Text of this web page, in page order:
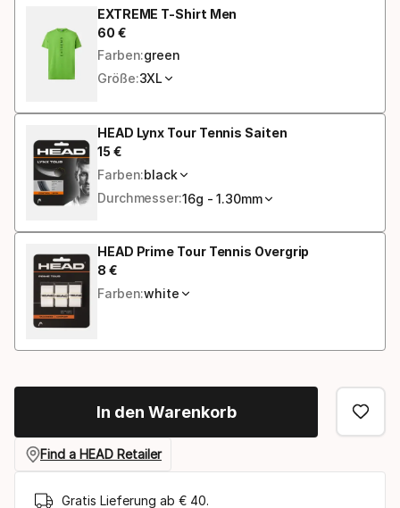
griffgrößeEXTREME T-Shirt Men
60 €
Endpreis
Farben:green
Größe:3XL
HEAD Lynx Tour Tennis Saiten
15 €
Endpreis
Farben:black
Durchmesser:16g - 1.30mm
HEAD Prime Tour Tennis Overgrip
8 €
Endpreis
Farben:white
In den Warenkorb
Find a HEAD Retailer
Gratis Lieferung ab € 40.